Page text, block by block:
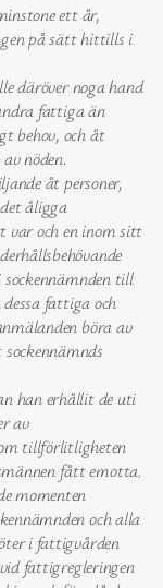
ett år,
på sätt hittills i
däröver noga hand
fattiga än
behov, och åt
nöden.
åt personer,
åligga
var och en inom sitt
till
fattiga och
böra av
han erhållit de uti
av
tillförlitligheten
fått emotta.
momenten
och alla
i fattigvården
fattigregleringen